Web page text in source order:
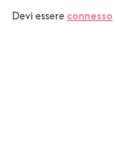
Devi essere connesso